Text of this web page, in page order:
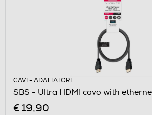
CAVI - ADATTATORI
SBS - Ultra HDMI cavo with
€ 19,90